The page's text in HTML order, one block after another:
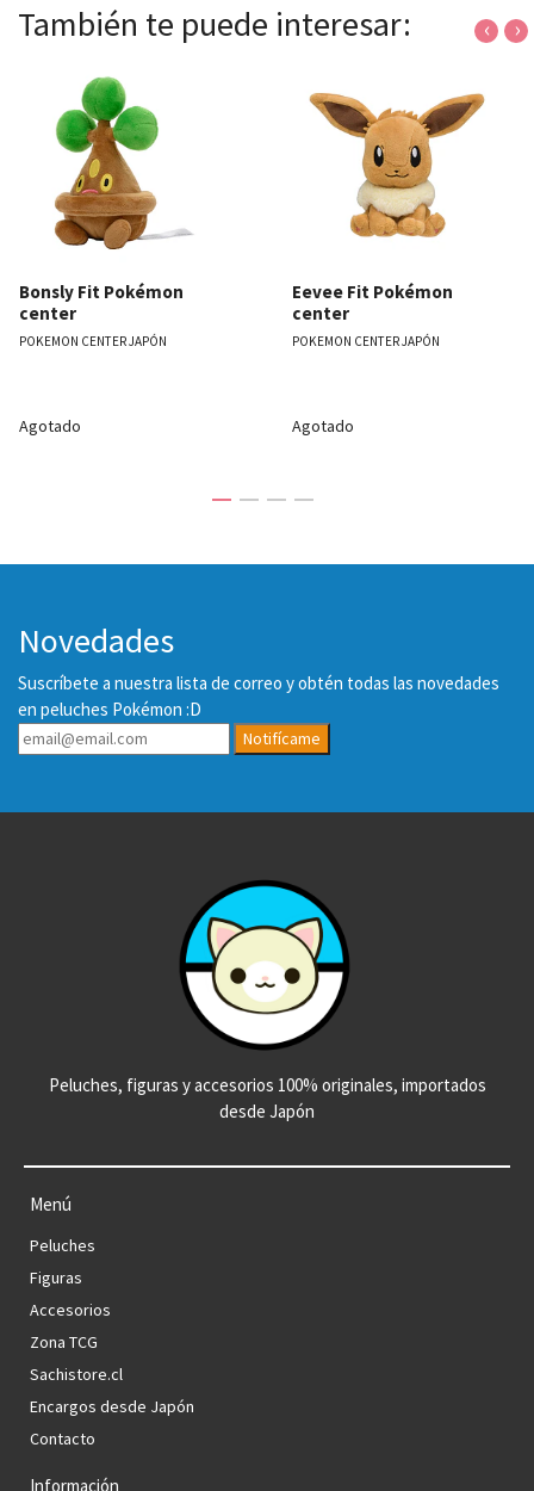
También te puede interesar:
Bonsly Fit Pokémon
center
POKEMON CENTER JAPÓN
Agotado
Eevee Fit Pokémon
center
POKEMON CENTER JAPÓN
Agotado
‹ ›
Novedades
Suscríbete a nuestra lista de correo y obtén todas las novedades
en peluches Pokémon :D
Notifícame
Peluches, figuras y accesorios 100% originales, importados
desde Japón
Menú
Peluches
Figuras
Accesorios
Zona TCG
Sachistore.cl
Encargos desde Japón
Contacto
Información